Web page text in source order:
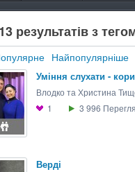
результатів з
Найпопулярніше
Уміння слухати -
Влодко та Христина
1
3 996
Верді